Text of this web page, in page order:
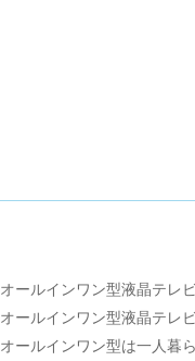
オールインワン型液晶テレ
オールインワン型液晶テレ
オールインワン型は一人暮